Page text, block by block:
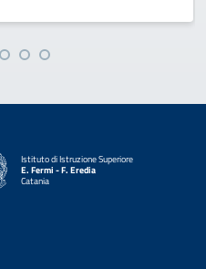
Istituto di Istruzione Superiore
E. Fermi - F. Eredia
Catania